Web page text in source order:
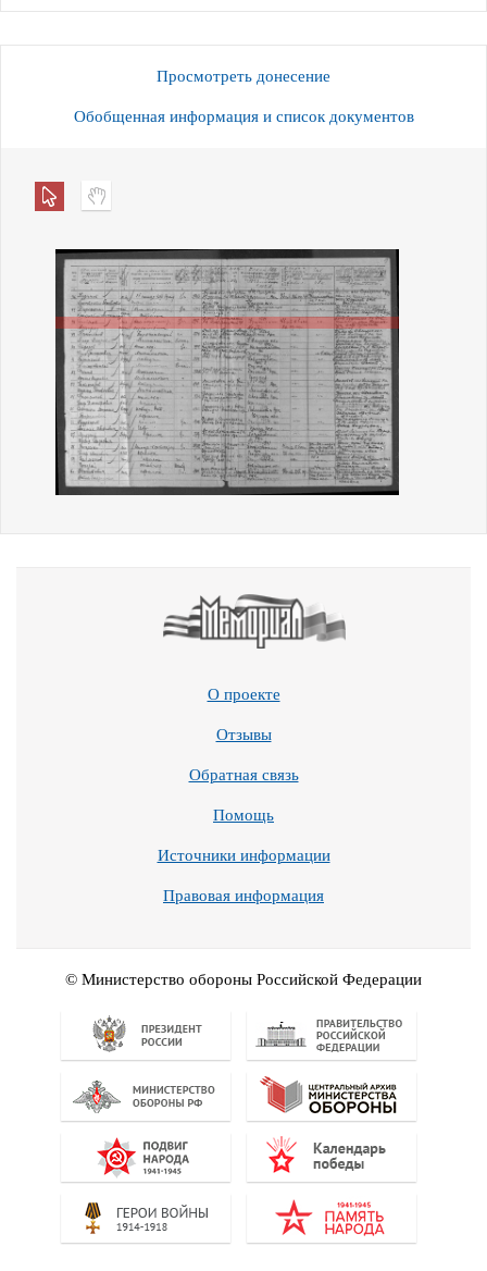
Просмотреть донесение
Обобщенная информация и список документов
О проекте
Отзывы
Обратная связь
Помощь
Источники информации
Правовая информация
© Министерство обороны Российской Федерации